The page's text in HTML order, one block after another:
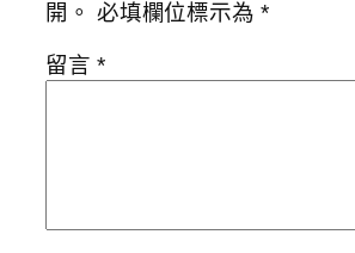
開。 必填欄位標示為 *
留言 *